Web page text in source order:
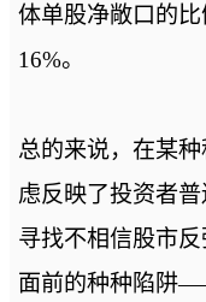
体单股净敞口的
16%。
总的来说，在某
虑反映了投资者
寻找不相信股市
面前的种种陷阱